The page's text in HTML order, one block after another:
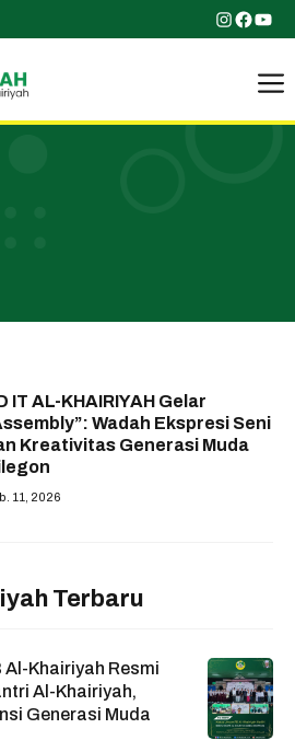
IT AL-KHAIRIYAH Gelar
Wadah Ekspresi Seni
Kreativitas Generasi Muda
11, 2026
Terbaru
Al-Khairiyah Resmi
Al-Khairiyah,
Generasi Muda